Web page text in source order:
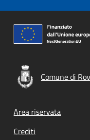
Comune di
Footer menu
Area riservata
Crediti